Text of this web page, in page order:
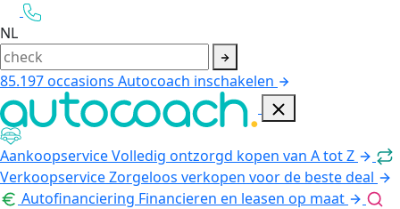
NL
85.197occasions Autocoach inschakelen
AankoopserviceVolledig ontzorgd kopen van A tot Z
VerkoopserviceZorgeloos verkopen voor de beste deal
Autofinanciering Financieren en leasen op maat